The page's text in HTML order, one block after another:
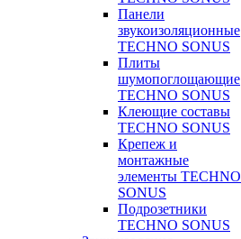
Панели
звукоизоляционные
TECHNO SONUS
Плиты
шумопоглощающие
TECHNO SONUS
Клеющие составы
TECHNO SONUS
Крепеж и
монтажные
элементы TECHNO
SONUS
Подрозетники
TECHNO SONUS